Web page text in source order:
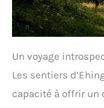
Un voyage
Les sentiers
capacité à offrir un